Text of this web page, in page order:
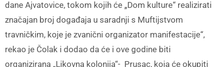
dane Ajvatovice, tokom kojih će „Dom kulture“ realizirati
značajan broj događaja u saradnji s Muftijstvom
travničkim, koje je zvanični organizator manifestacije“,
rekao je Čolak i dodao da će i ove godine biti
organizirana „Likovna kolonija“- Prusac, koja će okupiti